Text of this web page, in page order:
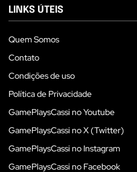
LINKS ÚTEIS
Quem Somos
Contato
Condições de uso
Política de Privacidade
GamePlaysCassi no Youtube
GamePlaysCassi no X (Twitter)
GamePlaysCassi no Instagram
GamePlaysCassi no Facebook